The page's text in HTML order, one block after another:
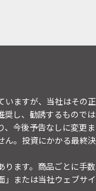
ますが、当社はその
し、勧誘するもので
今後予告なしに変更
。投資にかかる最終
ます。商品ごとに手
」または当社ウェブサ